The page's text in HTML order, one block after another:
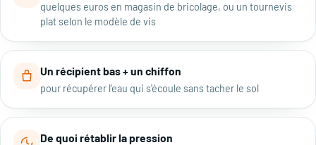
quelques euros en magasin de bricolage, ou un tournevis
plat selon le modèle de vis
Un récipient bas + un chiffon
pour récupérer l'eau qui s'écoule sans tacher le sol
De quoi rétablir la pression